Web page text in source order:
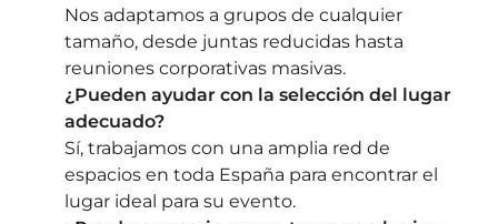
Nos adaptamos a grupos de cualquier
tamaño, desde juntas reducidas hasta
reuniones corporativas masivas.
¿Pueden ayudar con la selección del lugar
adecuado?
Sí, trabajamos con una amplia red de
espacios en toda España para encontrar el
lugar ideal para su evento.